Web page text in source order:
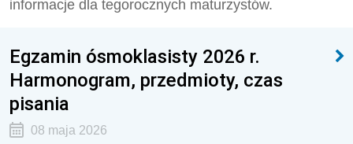
informacje dla tegorocznych maturzystów.
Egzamin ósmoklasisty 2026 r.
Harmonogram, przedmioty, czas
pisania
08 maja 2026